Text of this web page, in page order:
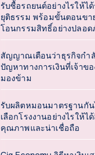
รับซื้อรถยนต์อย่างไรให้ไ
ยุติธรรม พร้อมขั้นตอนขา
โอนกรรมสิทธิ์อย่างปลอด
สัญญาณเตือนว่าธุรกิจกำ
ปัญหาทางการเงินที่เจ้าข
มองข้าม
รับผลิตหมอนมาตรฐานกั
เลือกโรงงานอย่างไรให้ไ
คุณภาพและน่าเชื่อถือ